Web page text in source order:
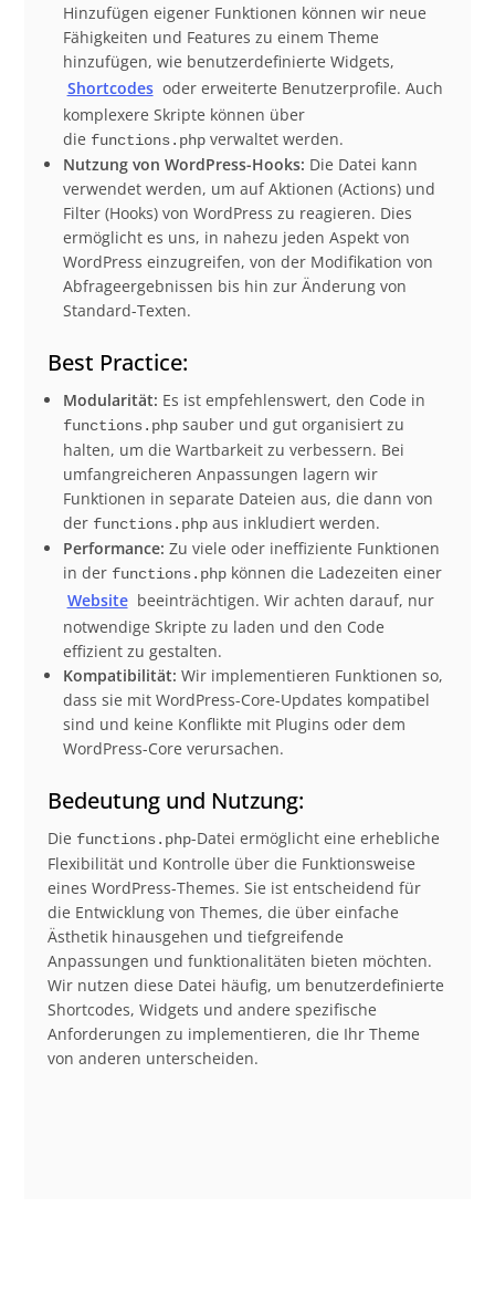
Hinzufügen eigener Funktionen können wir neue
Fähigkeiten und Features zu einem Theme
hinzufügen, wie benutzerdefinierte Widgets,
Shortcodes oder erweiterte Benutzerprofile. Auch
komplexere Skripte können über
die functions.phpverwaltet werden.
Nutzung von WordPress-Hooks: Die Datei kann
verwendet werden, um auf Aktionen (Actions) und
Filter (Hooks) von WordPress zu reagieren. Dies
ermöglicht es uns, in nahezu jeden Aspekt von
WordPress einzugreifen, von der Modifikation von
Abfrageergebnissen bis hin zur Änderung von
Standard-Texten.
Best Practice:
Modularität: Es ist empfehlenswert, den Code in
functions.phpsauber und gut organisiert zu
halten, um die Wartbarkeit zu verbessern. Bei
umfangreicheren Anpassungen lagern wir
Funktionen in separate Dateien aus, die dann von
der functions.phpaus inkludiert werden.
Performance: Zu viele oder ineffiziente Funktionen
in der functions.phpkönnen die Ladezeiten einer
Website beeinträchtigen. Wir achten darauf, nur
notwendige Skripte zu laden und den Code
effizient zu gestalten.
Kompatibilität: Wir implementieren Funktionen so,
dass sie mit WordPress-Core-Updates kompatibel
sind und keine Konflikte mit Plugins oder dem
WordPress-Core verursachen.
Bedeutung und Nutzung:
Die functions.php-Datei ermöglicht eine erhebliche
Flexibilität und Kontrolle über die Funktionsweise
eines WordPress-Themes. Sie ist entscheidend für
die Entwicklung von Themes, die über einfache
Ästhetik hinausgehen und tiefgreifende
Anpassungen und funktionalitäten bieten möchten.
Wir nutzen diese Datei häufig, um benutzerdefinierte
Shortcodes, Widgets und andere spezifische
Anforderungen zu implementieren, die Ihr Theme
von anderen unterscheiden.